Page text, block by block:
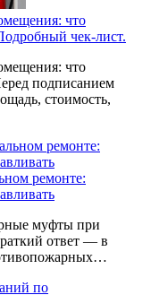
что
чек-лист.
что
подписанием
стоимость,
ремонте:
муфты при
ответ — в